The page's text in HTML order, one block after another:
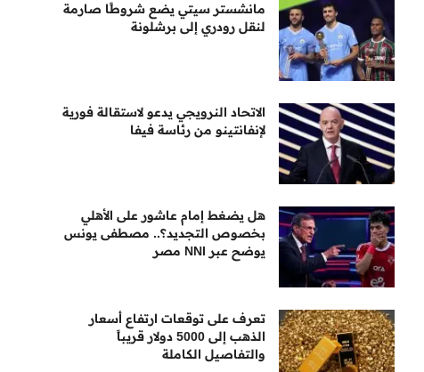
مانشستر سيتي يضع شروطًا صارمة
لنقل رودري إلى برشلونة
الاتحاد النرويجي يدعو لاستقالة فورية
لإنفانتينو من رئاسة فيفا
هل يضغط إمام عاشور على الأهلي
بخصوص التجديد؟.. مصطفى يونس
يوضح عبر NNI مصر
تعرف على توقعات ارتفاع أسعار
الذهب إلى 5000 دولار قريباً
والتفاصيل الكاملة